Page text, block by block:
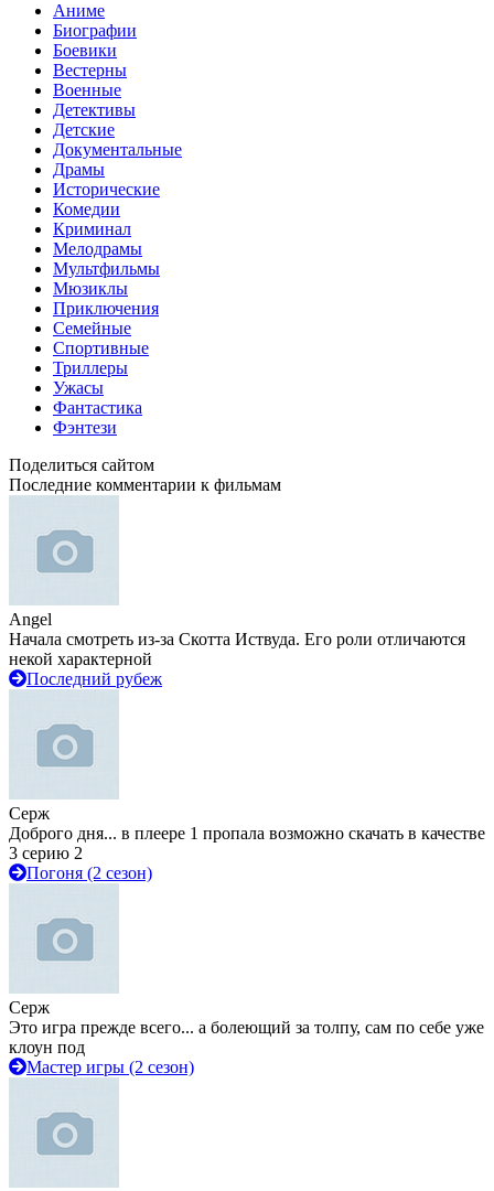
Аниме
Биографии
Боевики
Вестерны
Военные
Детективы
Детские
Документальные
Драмы
Исторические
Комедии
Криминал
Мелодрамы
Мультфильмы
Мюзиклы
Приключения
Семейные
Спортивные
Триллеры
Ужасы
Фантастика
Фэнтези
Поделиться сайтом
Последние комментарии к фильмам
Angel
Начала смотреть из-за Скотта Иствуда. Его роли отличаются
некой характерной
Последний рубеж
Серж
Доброго дня... в плеере 1 пропала возможно скачать в качестве
3 серию 2
Погоня (2 сезон)
Серж
Это игра прежде всего... а болеющий за толпу, сам по себе уже
клоун под
Мастер игры (2 сезон)